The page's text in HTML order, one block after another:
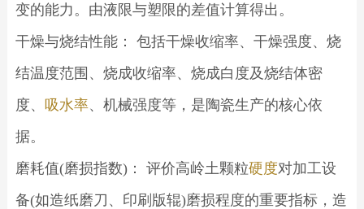
变的能力。由液限与塑限的差值计算得出。
干燥与烧结性能： 包括干燥收缩率、干燥强度、烧
结温度范围、烧成收缩率、烧成白度及烧结体密
度、 吸水率、机械强度等，是陶瓷生产的核心依
据。
磨耗值(磨损指数)： 评价高岭土颗粒硬度对加工设
备(如造纸磨刀、印刷版辊)磨损程度的重要指标，造